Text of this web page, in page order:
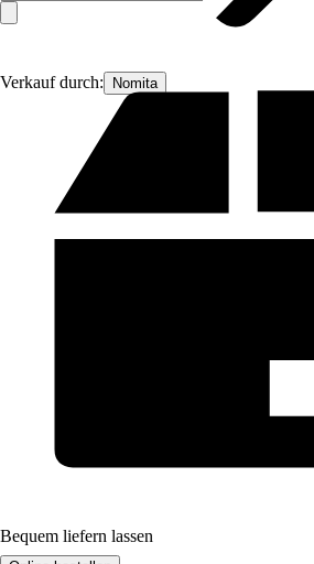
Verkauf durch: Nomita
Bequem liefern lassen